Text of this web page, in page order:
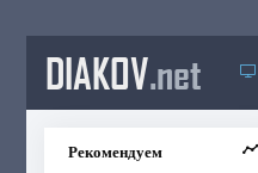
DIAKOV.net
Рекомендуем